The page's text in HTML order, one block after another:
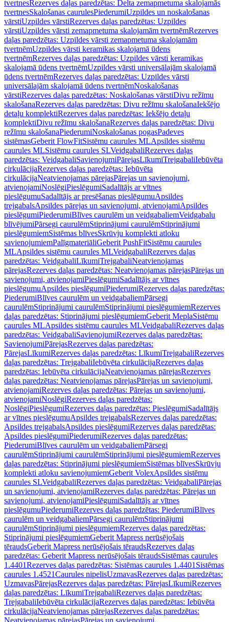
tvertnesRezerves daļas paredzētas: Delta zemapmetuma skalojamās
tvertnesSkalošanas caurulesPiederumiUzpildes un noskalošanas
vārstiUzpildes vārstiRezerves daļas paredzētas: Uzpildes
vārstiUzpildes vārsti zemapmetuma skalojamām tvertnēmRezerves
daļas paredzētas: Uzpildes vārsti zemapmetuma skalojamām
tvertnēmUzpildes vārsti keramikas skalojamā ūdens
tvertnēmRezerves daļas paredzētas: Uzpildes vārsti keramikas
skalojamā ūdens tvertnēmUzpildes vārsti universālajām skalojamā
ūdens tvertnēmRezerves daļas paredzētas: Uzpildes vārsti
universālajām skalojamā ūdens tvertnēmNoskalošanas
vārstiRezerves daļas paredzētas: Noskalošanas vārstiDivu režīmu
skalošanaRezerves daļas paredzētas: Divu režīmu skalošanaIekšējo
detaļu komplektiRezerves daļas paredzētas: Iekšējo detaļu
komplektiDivu režīmu skalošanaRezerves daļas paredzētas: Divu
režīmu skalošanaPiederumiNoskalošanas pogasPadeves
sistēmasGeberit FlowFitSistēmu caurules MLApsildes sistēmu
caurules MLSistēmu caurules SLVeidgabaliRezerves daļas
paredzētas: VeidgabaliSavienojumiPārejasLīkumiTrejgabaliIebūvēta
cirkulācijaRezerves daļas paredzētas: Iebūvēta
cirkulācijaNeatvienojamas pārejasPārejas un savienojumi,
atvienojamiNoslēgiPieslēgumiSadalītājs ar vītnes
pieslēgumuSadalītājs ar presēšanas pieslēgumuApsildes
trejgabalsApsildes pārejas un savienojumi, atvienojamiApsildes
pieslēgumiPiederumiBlīves caurulēm un veidgabaliemVeidgabalu
blīvējumiPārsegi caurulēmStiprinājumi caurulēmStiprinājumi
pieslēgumiemSistēmas blīvesSkrūvju komplekti atloku
savienojumiemPalīgmateriāliGeberit PushFitSistēmu caurules
MLApsildes sistēmu caurules MLVeidgabaliRezerves daļas
paredzētas: VeidgabaliLīkumiTrejgabaliNeatvienojamas
pārejasRezerves daļas paredzētas: Neatvienojamas pārejasPārejas un
savienojumi, atvienojamiPieslēgumiSadalītājs ar vītnes
pieslēgumuApsildes pieslēgumiPiederumiRezerves daļas paredzētas:
PiederumiBlīves caurulēm un veidgabaliemPārsegi
caurulēmStiprinājumi caurulēmStiprinājumi pieslēgumiemRezerves
daļas paredzētas: Stiprinājumi pieslēgumiemGeberit MeplaSistēmu
caurules MLApsildes sistēmu caurules MLVeidgabaliRezerves daļas
paredzētas: VeidgabaliSavienojumiRezerves daļas paredzētas:
SavienojumiPārejasRezerves daļas paredzētas:
PārejasLīkumiRezerves daļas paredzētas: LīkumiTrejgabaliRezerves
daļas paredzētas: TrejgabaliIebūvēta cirkulācijaRezerves daļas
paredzētas: Iebūvēta cirkulācijaNeatvienojamas pārejasRezerves
daļas paredzētas: Neatvienojamas pārejasPārejas un savienojumi,
atvienojamiRezerves daļas paredzētas: Pārejas un savienojumi,
atvienojamiNoslēgiRezerves daļas paredzētas:
NoslēgiPieslēgumiRezerves daļas paredzētas: PieslēgumiSadalītājs
ar vītnes pieslēgumuApsildes trejgabalsRezerves daļas paredzētas:
Apsildes trejgabalsApsildes pieslēgumiRezerves daļas paredzētas:
Apsildes pieslēgumiPiederumiRezerves daļas paredzētas:
PiederumiBlīves caurulēm un veidgabaliemPārsegi
caurulēmStiprinājumi caurulēmStiprinājumi pieslēgumiemRezerves
daļas paredzētas: Stiprinājumi pieslēgumiemSistēmas blīvesSkrūvju
komplekti atloku savienojumiemGeberit VolexApsildes sistēmu
caurules SLVeidgabaliRezerves daļas paredzētas: VeidgabaliPārejas
un savienojumi, atvienojamiRezerves daļas paredzētas: Pārejas un
savienojumi, atvienojamiPieslēgumiSadalītājs ar vītnes
pieslēgumuPiederumiRezerves daļas paredzētas: PiederumiBlīves
caurulēm un veidgabaliemPārsegi caurulēmStiprinājumi
caurulēmStiprinājumi pieslēgumiemRezerves daļas paredzētas:
Stiprinājumi pieslēgumiemGeberit Mapress nerūsējošais
tēraudsGeberit Mapress nerūsējošais tēraudsRezerves daļas
paredzētas: Geberit Mapress nerūsējošais tēraudsSistēmas caurules
1.4401Rezerves daļas paredzētas: Sistēmas caurules 1.4401 Sistēmas
caurules 1.4521Caurules nipelisUzmavasRezerves daļas paredzētas:
UzmavasPārejasRezerves daļas paredzētas: PārejasLīkumiRezerves
daļas paredzētas: LīkumiTrejgabaliRezerves daļas paredzētas:
TrejgabaliIebūvēta cirkulācijaRezerves daļas paredzētas: Iebūvēta
cirkulācijaNeatvienojamas pārejasRezerves daļas paredzētas:
Neatvienojamas pārejasPārejas un savienojumi,